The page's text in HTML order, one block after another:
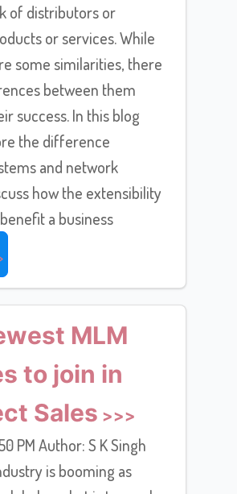
of distributors or
or services. While
some similarities, there
between them
success. In this blog
the difference
and network
how the extensibility
a business
MLM
to join in
Sales
PM Author: S K Singh
is booming as